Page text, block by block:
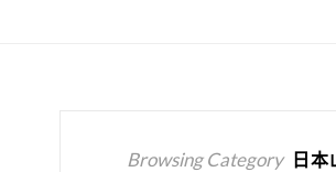
Browsing Category 日本